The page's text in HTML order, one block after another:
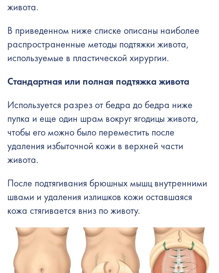
живота.
В приведенном ниже списке описаны наиболее
распространенные методы подтяжки живота,
используемые в пластической хирургии.
Стандартная или полная подтяжка живота
Используется разрез от бедра до бедра ниже
пупка и еще один шрам вокруг ягодицы живота,
чтобы его можно было переместить после
удаления избыточной кожи в верхней части
живота.
После подтягивания брюшных мышц внутренними
швами и удаления излишков кожи оставшаяся
кожа стягивается вниз по животу.